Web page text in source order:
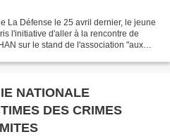
La Défense le 25 avril dernier, le jeune
l'initiative d'aller à la rencontre de
sur le stand de l'association "aux
NATIONALE
DES CRIMES